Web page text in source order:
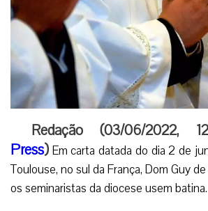
Redação (03/06/2022,
Press) Em carta datada do dia 2 de
Toulouse, no sul da França, Dom Guy
os seminaristas da diocese usem batina.